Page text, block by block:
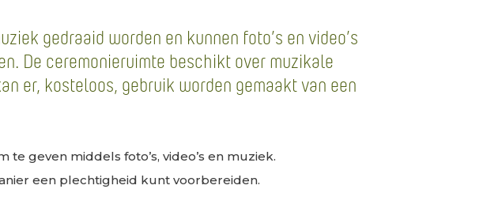
gedraaid worden en kunnen foto’s en video’s
De ceremonieruimte beschikt over muzikale
er, kosteloos, gebruik worden gemaakt van een
geven middels foto’s, video’s en muziek.
een plechtigheid kunt voorbereiden.